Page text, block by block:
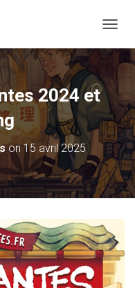
2024 et
on 15 avril 2025